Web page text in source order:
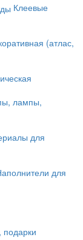
Клеевые
(атлас,
лампы,
для
для